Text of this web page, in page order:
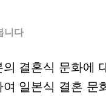
니다
결혼식 문화에
일본식 결혼 문